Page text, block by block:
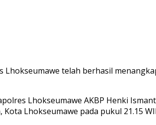
Lhokseumawe telah berhasil
Lhokseumawe AKBP Henki
Lhokseumawe pada pukul 21.15